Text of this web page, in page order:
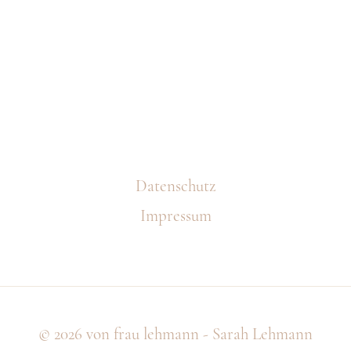
M
n
Datenschutz
Impressum
© 2026 von frau lehmann - Sarah Lehmann